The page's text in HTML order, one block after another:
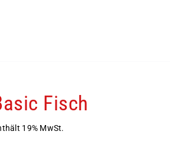
Fisch
19% MwSt.